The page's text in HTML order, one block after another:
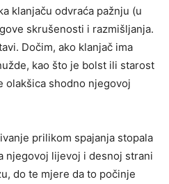
klanjaču odvraća pažnju (u
skrušenosti i razmišljanja.
Dočim, ako klanjač ima
kao što je bolst ili starost
olakšica shodno njegovoj
prilikom spajanja stopala
njegovoj lijevoj i desnoj strani
do te mjere da to počinje